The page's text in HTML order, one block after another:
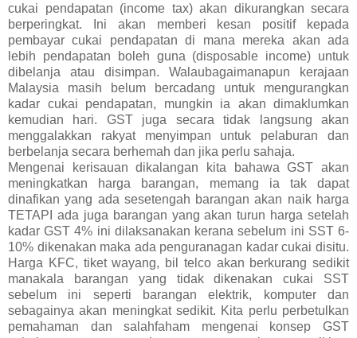
cukai pendapatan (income tax) akan dikurangkan secara
berperingkat. Ini akan memberi kesan positif kepada
pembayar cukai pendapatan di mana mereka akan ada
lebih pendapatan boleh guna (disposable income) untuk
dibelanja atau disimpan. Walaubagaimanapun kerajaan
Malaysia masih belum bercadang untuk mengurangkan
kadar cukai pendapatan, mungkin ia akan dimaklumkan
kemudian hari. GST juga secara tidak langsung akan
menggalakkan rakyat menyimpan untuk pelaburan dan
berbelanja secara berhemah dan jika perlu sahaja.
Mengenai kerisauan dikalangan kita bahawa GST akan
meningkatkan harga barangan, memang ia tak dapat
dinafikan yang ada sesetengah barangan akan naik harga
TETAPI ada juga barangan yang akan turun harga setelah
kadar GST 4% ini dilaksanakan kerana sebelum ini SST 6-
10% dikenakan maka ada penguranagan kadar cukai disitu.
Harga KFC, tiket wayang, bil telco akan berkurang sedikit
manakala barangan yang tidak dikenakan cukai SST
sebelum ini seperti barangan elektrik, komputer dan
sebagainya akan meningkat sedikit. Kita perlu perbetulkan
pemahaman dan salahfaham mengenai konsep GST